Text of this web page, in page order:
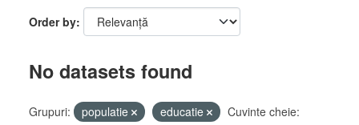
Order by
No datasets found
Grupuri: populatie educatie
Cuvinte cheie: